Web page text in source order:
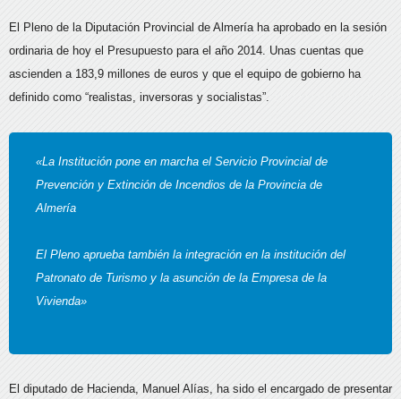
El Pleno de la Diputación Provincial de Almería ha aprobado en la sesión
ordinaria de hoy el Presupuesto para el año 2014. Unas cuentas que
ascienden a 183,9 millones de euros y que el equipo de gobierno ha
definido como “realistas, inversoras y socialistas”.
«La Institución pone en marcha el Servicio Provincial de
Prevención y Extinción de Incendios de la Provincia de
Almería
El Pleno aprueba también la integración en la institución del
Patronato de Turismo y la asunción de la Empresa de la
Vivienda»
El diputado de Hacienda, Manuel Alías, ha sido el encargado de presentar